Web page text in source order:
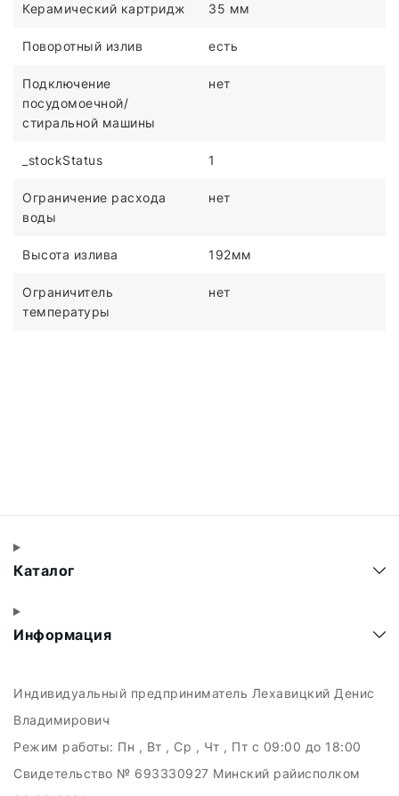
Керамический картридж 35 мм
Поворотный излив есть
Подключение
посудомоечной/
стиральной машины
нет
_stockStatus 1
Ограничение расхода
воды
нет
Высота излива 192мм
Ограничитель
температуры
нет
Каталог
Информация
Индивидуальный предприниматель Лехавицкий Денис
Владимирович
Режим работы: Пн , Вт , Ср , Чт , Пт c 09:00 до 18:00
Свидетельство № 693330927 Минский райисполком